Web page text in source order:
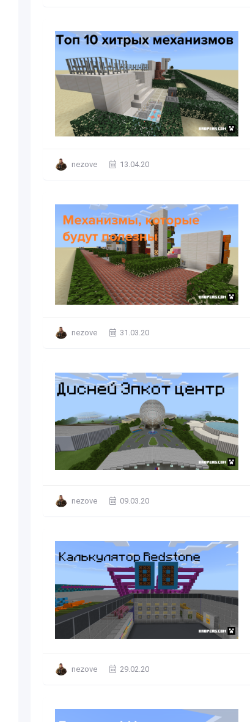
nezove 13.04.20
nezove 31.03.20
nezove 09.03.20
nezove 29.02.20